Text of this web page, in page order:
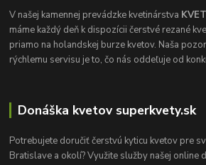
V našej kamennej prevádzke kvetinárstva
máme každý deň k dispozícii čerstvé rezané
priamo na holandskej burze kvetov. Naša
rýchlemu servisu je to, čo nás oddeľuje od
Donáška kvetov superkvety.sk
Potrebujete doručiť čerstvú kyticu kvetov pre
Bratislave a okolí? Využite služby našej online